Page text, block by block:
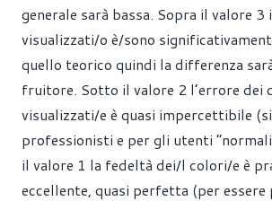
generale sarà bassa. Sopra il valore
visualizzati/o è/sono
quello teorico quindi la differenza
fruitore. Sotto il valore 2 l’errore dei
visualizzati/e è quasi impercettibile
professionisti e per gli utenti
il valore 1 la fedeltà dei/l colori/e è
eccellente, quasi perfetta (per